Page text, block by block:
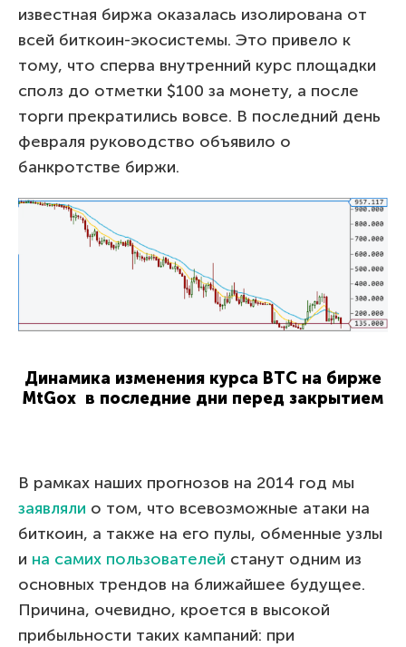
известная биржа оказалась изолирована от
всей биткоин-экосистемы. Это привело к
тому, что сперва внутренний курс площадки
сполз до отметки $100 за монету, а после
торги прекратились вовсе. В последний день
февраля руководство объявило о
банкротстве биржи.
Динамика изменения курса BTC на бирже
MtGox в последние дни перед закрытием
В рамках наших прогнозов на 2014 год мы
заявляли о том, что всевозможные атаки на
биткоин, а также на его пулы, обменные узлы
и на самих пользователей станут одним из
основных трендов на ближайшее будущее.
Причина, очевидно, кроется в высокой
прибыльности таких кампаний: при